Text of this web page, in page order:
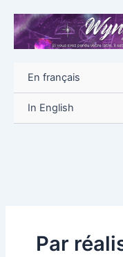
contenu
En français
In English
Par